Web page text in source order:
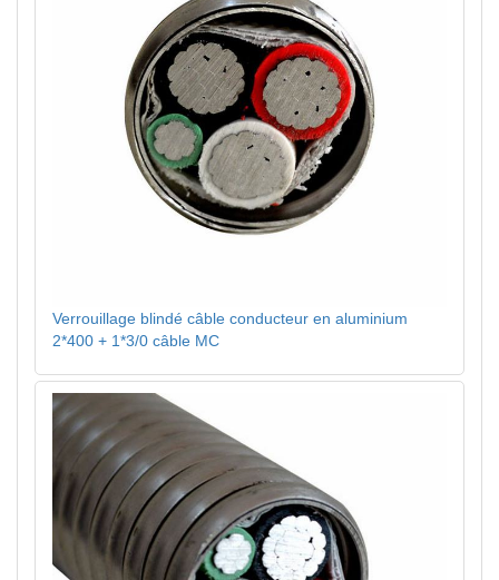
Verrouillage blindé câble conducteur en aluminium
2*400 + 1*3/0 câble MC